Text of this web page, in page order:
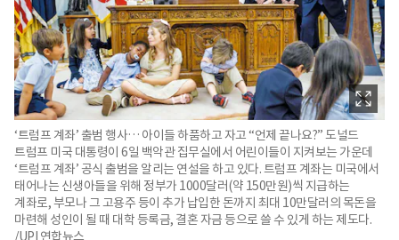
‘트럼프 계좌’ 출범 행사… 아이들 하품하고 자고 “언제 끝나요?” 도널드
트럼프 미국 대통령이 6일 백악관 집무실에서 어린이들이 지켜보는 가운데
‘트럼프 계좌’ 공식 출범을 알리는 연설을 하고 있다. 트럼프 계좌는 미국에서
태어나는 신생아들을 위해 정부가 1000달러(약 150만원)씩 지급하는
계좌로, 부모나 그 고용주 등이 추가 납입한 돈까지 최대 10만달러의 목돈을
마련해 성인이 될 때 대학 등록금, 결혼 자금 등으로 쓸 수 있게 하는 제도다.
/UPI 연합뉴스